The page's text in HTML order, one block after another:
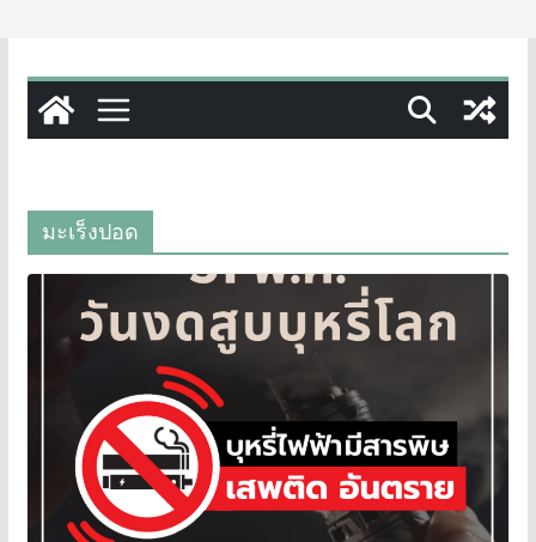
“Feel All the Feelings” เที่ยวให้สนุก
เก็บแสตมป์ครบ แล้วรับของที่ระลึกสุด
มะเร็งปอด